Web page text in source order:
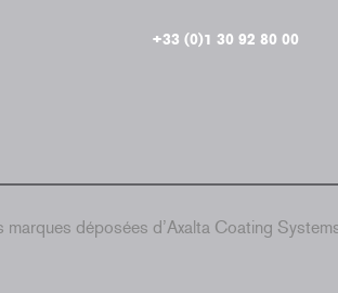
+33 (0)1 30 92 80 00
déposées d’Axalta Coating